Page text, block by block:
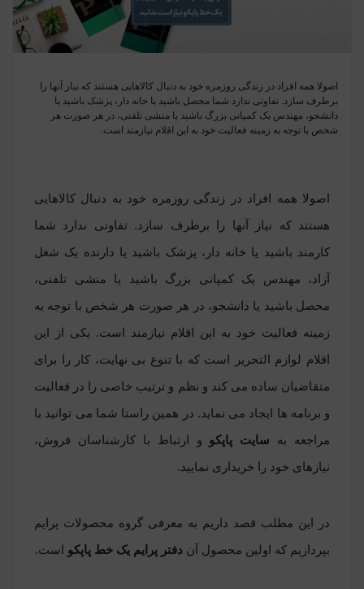
اصولا همه افراد در زندگی روزمره خود به دنبال کالاهایی هستند که نیاز آنها را
برطرف سازد. تفاوتی ندارد شما محصل باشید یا خانه دار، پزشک باشید یا
دانشجو، مهندس یک کمپانی بزرگ باشید یا منشی تلفنی، در هر صورت هر
شخص با توجه به زمینه فعالیت خود به این اقلام نیازمند است.
اصولا همه افراد در زندگی روزمره خود به دنبال کالاهایی
هستند که نیاز آنها را برطرف سازد. تفاوتی ندارد شما
کارمند باشید یا خانه دار، پزشک باشید یا دارنده یک شغل
آزاد، مهندس یک کمپانی بزرگ باشید یا منشی تلفنی،
محصل باشید یا دانشجو، در هر صورت هر شخص با توجه به
زمینه فعالیت خود به این اقلام نیازمند است. یکی از این
اقلام لوازم التحریر است که با تنوع بی نهایت، کار را برای
متقاضیان ساده می ‏کند و نظم و ترتیب خاصی را در فعالیت
و برنامه ها ایجاد می ‏نماید. در همین راستا شما می توانید با
مراجعه به سایت پاپکو و ارتباط با کارشناسان فروش،
نیازهای خود را خریداری نمایید.
در این مطلب قصد داریم به معرفی گروه محصولات پرایم
بپردازیم که اولین محصول آن دفتر پرایم یک خط پاپکو است.